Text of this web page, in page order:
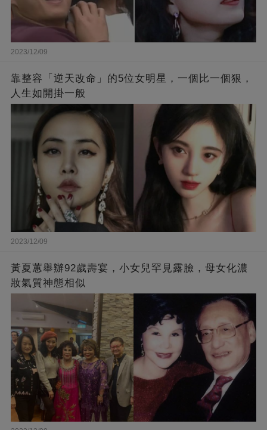
2023/12/09
靠整容「逆天改命」的5位女明星，一個比一個狠，
人生如開掛一般
2023/12/09
黃夏蕙舉辦92歲壽宴，小女兒罕見露臉，母女化濃
妝氣質神態相似